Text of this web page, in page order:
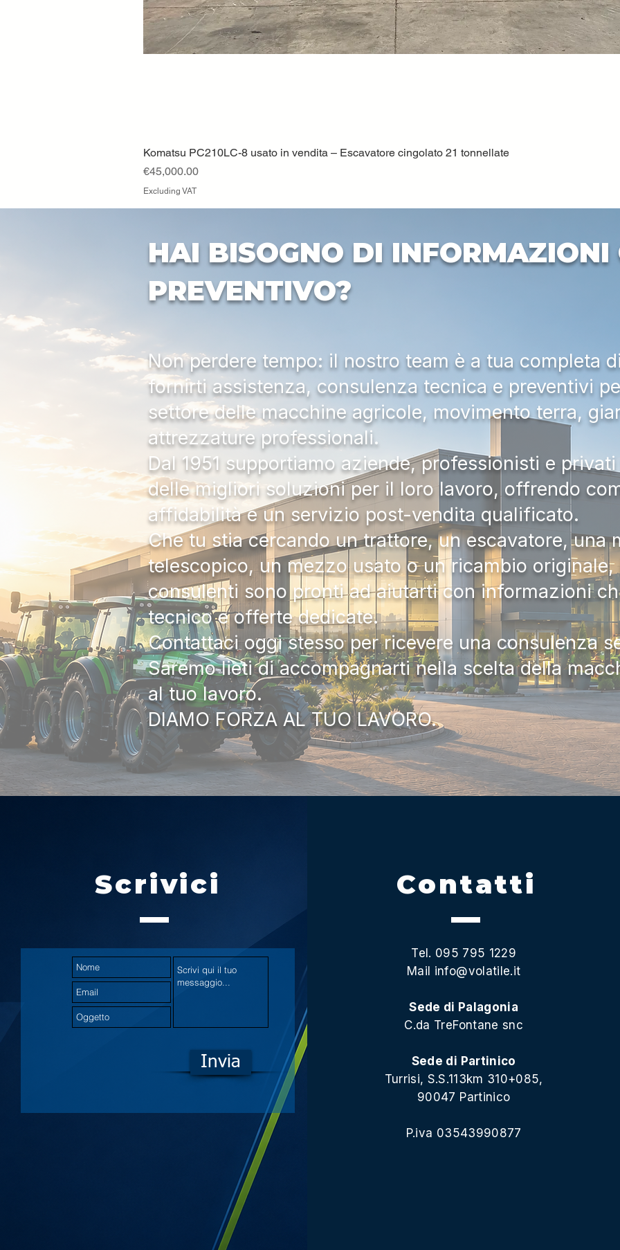
Quick View
Komatsu PC210LC-8 usato in vendita – Escavatore cingolato 21 tonnellate
Price
€45,000.00
Excluding VAT
HAI BISOGNO DI INFORMAZIONI
PREVENTIVO?
Non perdere tempo: il nostro team è a tua completa
fornirti assistenza, consulenza tecnica e preventivi
settore delle macchine agricole, movimento terra,
attrezzature professionali.
Dal 1951 supportiamo aziende, professionisti e
delle migliori soluzioni per il loro lavoro, offrendo
affidabilità e un servizio post-vendita qualificato.
Che tu stia cercando un trattore, un escavatore, una
telescopico, un mezzo usato o un ricambio
consulenti sono pronti ad aiutarti con informazioni
tecnico e offerte dedicate.
Contattaci oggi stesso per ricevere una consulenza
Saremo lieti di accompagnarti nella scelta della
al tuo lavoro.
DIAMO FORZA AL TUO LAVORO.
Scrivici
Invia
Contatti
Tel. 095 795 1229
Mail info@volatile.it
Sede di Palagonia
C.da TreFontane snc
Sede di Partinico
Turrisi, S.S.113km 310+085,
90047 Partinico
P.iva 03543990877